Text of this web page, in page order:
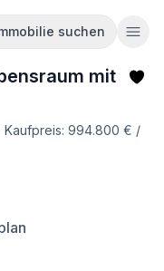
suchen
mit
Kaufpreis: 994.800 € /